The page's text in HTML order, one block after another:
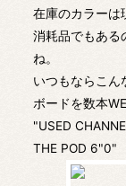
在庫のカラーは
消耗品でもある
ね。
いつもならこん
ボードを数本
"USED
THE POD 6"0"